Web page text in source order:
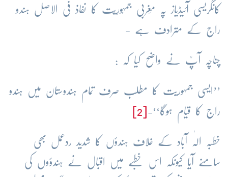
کانگریسی آئیڈیاز پہ مَغربی جمہُورِیّت کا نفاذ فی الاصل ہندو
راج کے مترادف ہے -
چناچہ آپؒ نے واضح کیا کہ :
’’ایسی جمہوریت کا مطلب صرف تمام ہندوستان میں ہندو
راج کا قیام ہوگا‘‘-
خطبہ الٰہ آباد کے خلاف ہندؤں کا شدید ردعمل بھی
سامنے آیا کیونکہ اس خطبے میں اقبال نے ہندؤوں کی